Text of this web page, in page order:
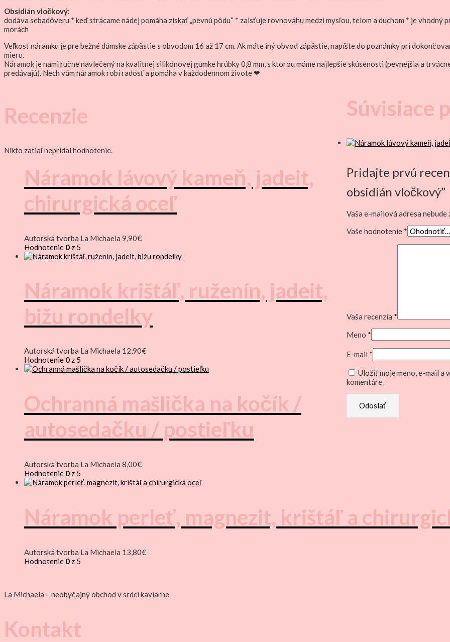
Obsidián vločkový:
dodáva sebadôveru * keď strácame nádej pomáha získať „pevnú pôdu“ * zaisťuje rovnováhu medzi mysľou, telom a duchom * je
morách
Veľkosť náramku je pre bežné dámske zápästie s obvodom 16 až 17 cm. Ak máte iný obvod zápästie, napíšte do poznámky pri
mieru.
Náramok je nami ručne navlečený na kvalitnej silikónovej gumke hrúbky 0,8 mm, s ktorou máme najlepšie skúsenosti (pevnejšia a
predávajú). Nech vám náramok robí radosť a pomáha v každodennom živote ❤
Recenzie
Nikto zatiaľ nepridal hodnotenie.
Pridajte prvú
obsidián vločkový”
Vaša e-mailová adresa nebude
Vaše hodnotenie *
Vaša recenzia *
Meno *
E-mail *
Uložiť moje meno, e-mail a
komentáre.
Súvisiace
Náramok lávový kameň, jadeit,
chirurgická oceľ
Autorská tvorba La Michaela 9,90€
Hodnotenie 0 z 5
Náramok krištáľ, ruženín, jadeit,
bižu rondelky
Autorská tvorba La Michaela 12,90€
Hodnotenie 0 z 5
Ochranná mašlička na kočík /
autosedačku / postieľku
Autorská tvorba La Michaela 8,00€
Hodnotenie 0 z 5
Náramok perleť, magnezit, krištáľ a
Autorská tvorba La Michaela 13,80€
Hodnotenie 0 z 5
La Michaela – neobyčajný obchod v srdci kaviarne
Kontakt